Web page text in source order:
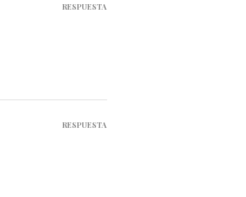
RESPUESTA
RESPUESTA